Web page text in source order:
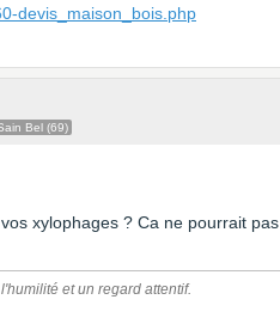
devis_maison_bois.php
Bel (69)
xylophages ? Ca ne pourrait pas
et un regard attentif.